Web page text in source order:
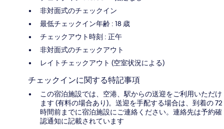
非対面式のチェックイン
最低チェックイン年齢 : 18 歳
チェックアウト時刻 : 正午
非対面式のチェックアウト
レイトチェックアウト (空室状況による)
チェックインに関する特記事項
この宿泊施設では、空港、駅からの送迎をご利用いただけ
ます (有料の場合あり)。送迎を手配する場合は、到着の 72
時間前までに宿泊施設にご連絡ください。連絡先は予約確
認通知に記載されています